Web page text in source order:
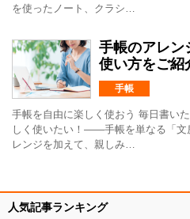
を使ったノート、クラシ…
手帳のアレン
使い方をご紹
手帳
手帳を自由に楽しく使おう 毎日書い
しく使いたい！――手帳を単なる「文
レンジを加えて、親しみ…
人気記事ランキング